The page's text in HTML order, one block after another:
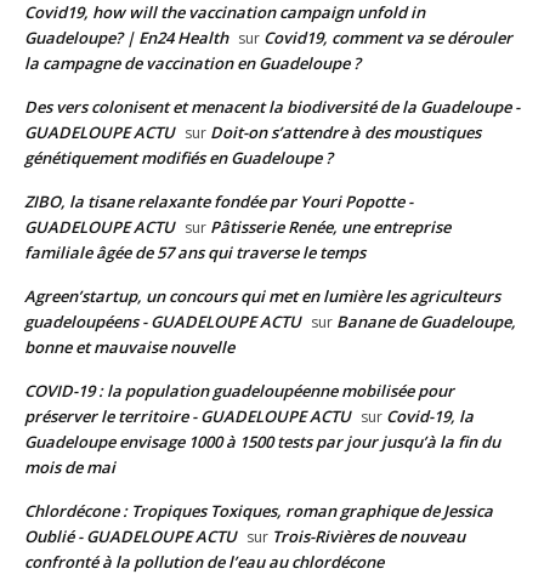
Covid19, how will the vaccination campaign unfold in
Guadeloupe? | En24 Health sur Covid19, comment va se dérouler
la campagne de vaccination en Guadeloupe ?
Des vers colonisent et menacent la biodiversité de la Guadeloupe -
GUADELOUPE ACTU sur Doit-on s’attendre à des moustiques
génétiquement modifiés en Guadeloupe ?
ZIBO, la tisane relaxante fondée par Youri Popotte -
GUADELOUPE ACTU sur Pâtisserie Renée, une entreprise
familiale âgée de 57 ans qui traverse le temps
Agreen’startup, un concours qui met en lumière les agriculteurs
guadeloupéens - GUADELOUPE ACTU sur Banane de Guadeloupe,
bonne et mauvaise nouvelle
COVID-19 : la population guadeloupéenne mobilisée pour
préserver le territoire - GUADELOUPE ACTU sur Covid-19, la
Guadeloupe envisage 1000 à 1500 tests par jour jusqu’à la fin du
mois de mai
Chlordécone : Tropiques Toxiques, roman graphique de Jessica
Oublié - GUADELOUPE ACTU sur Trois-Rivières de nouveau
confronté à la pollution de l’eau au chlordécone